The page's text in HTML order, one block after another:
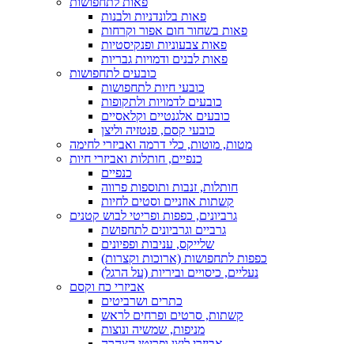
פאות בלונדניות ולבנות
פאות בשחור חום אפור וקרחות
פאות צבעוניות ופנקיסטיות
פאות לבנים ודמויות גבריות
כובעים לתחפושות
כובעי חיות לתחפושות
כובעים לדמויות ולתקופות
כובעים אלגנטיים וקלאסיים
כובעי קסם, פנטזיה וליצן
מטות, מוטות, כלי דרמה ואביזרי לחימה
כנפיים, חותלות ואביזרי חיות
כנפיים
חותלות, זנבות ותוספות פרווה
קשתות אוזניים וסטים לחיות
גרביונים, כפפות ופריטי לבוש קטנים
גרביים וגרביונים לתחפושת
שלייקס, עניבות ופפיונים
כפפות לתחפושות (ארוכות וקצרות)
נעליים, כיסויים וביריות (על הרגל)
אביזרי כח וקסם
כתרים ושרביטים
קשתות, סרטים ופרחים לראש
מניפות, שמשיה ונוצות